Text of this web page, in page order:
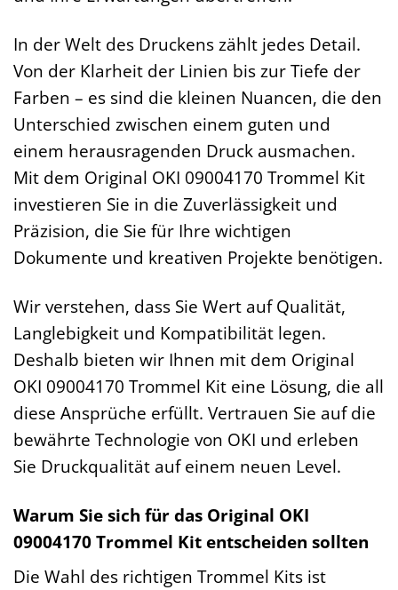
In der Welt des Druckens zählt jedes Detail.
Von der Klarheit der Linien bis zur Tiefe der
Farben – es sind die kleinen Nuancen, die den
Unterschied zwischen einem guten und
einem herausragenden Druck ausmachen.
Mit dem Original OKI 09004170 Trommel Kit
investieren Sie in die Zuverlässigkeit und
Präzision, die Sie für Ihre wichtigen
Dokumente und kreativen Projekte benötigen.
Wir verstehen, dass Sie Wert auf Qualität,
Langlebigkeit und Kompatibilität legen.
Deshalb bieten wir Ihnen mit dem Original
OKI 09004170 Trommel Kit eine Lösung, die all
diese Ansprüche erfüllt. Vertrauen Sie auf die
bewährte Technologie von OKI und erleben
Sie Druckqualität auf einem neuen Level.
Warum Sie sich für das Original OKI
09004170 Trommel Kit entscheiden sollten
Die Wahl des richtigen Trommel Kits ist